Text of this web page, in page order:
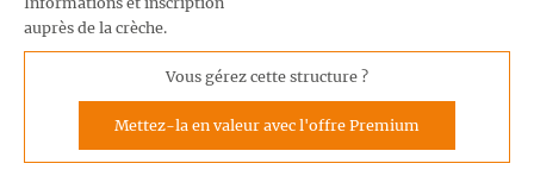
auprès de la crèche.
Vous gérez cette structure ?
Mettez-la en valeur avec l'offre Premium